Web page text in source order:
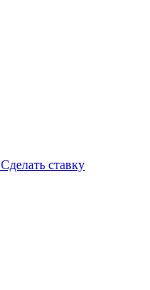
Сделать ставку